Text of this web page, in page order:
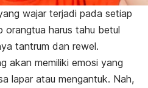
wajar terjadi pada setiap
orangtua harus tahu betul
tantrum dan rewel.
akan memiliki emosi yang
lapar atau mengantuk. Nah,